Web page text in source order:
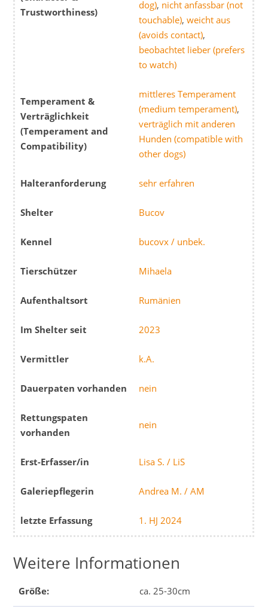
Trustworthiness)
dog), nicht anfassbar (not
touchable),weicht aus
(avoids contact),
beobachtet lieber (prefers
to watch)
Temperament &
Verträglichkeit
(Temperament and
Compatibility)
mittleres Temperament
(medium temperament),
verträglich mit anderen
Hunden (compatible with
other dogs)
Halteranforderung sehr erfahren
Shelter Bucov
Kennel bucovx / unbek.
Tierschützer Mihaela
Aufenthaltsort Rumänien
Im Shelter seit 2023
Vermittler k.A.
Dauerpaten vorhanden nein
Rettungspaten
vorhanden
nein
Erst-Erfasser/in Lisa S. / LiS
Galeriepflegerin Andrea M. / AM
letzte Erfassung 1. HJ 2024
Weitere Informationen
Größe: ca. 25-30cm